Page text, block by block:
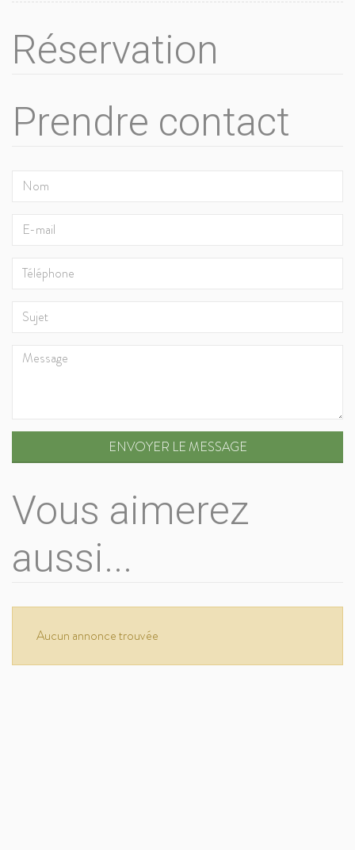
Réservation
Prendre contact
ENVOYER LE MESSAGE
Vous aimerez
aussi...
Aucun annonce trouvée